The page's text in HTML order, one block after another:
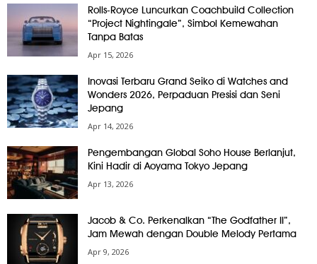
Rolls-Royce Luncurkan Coachbuild Collection
“Project Nightingale”, Simbol Kemewahan
Tanpa Batas
Apr 15, 2026
Inovasi Terbaru Grand Seiko di Watches and
Wonders 2026, Perpaduan Presisi dan Seni
Jepang
Apr 14, 2026
Pengembangan Global Soho House Berlanjut,
Kini Hadir di Aoyama Tokyo Jepang
Apr 13, 2026
Jacob & Co. Perkenalkan “The Godfather II”,
Jam Mewah dengan Double Melody Pertama
Apr 9, 2026